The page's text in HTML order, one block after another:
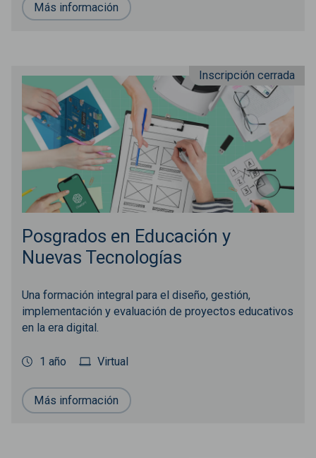
Más información
Inscripción cerrada
Posgrados en Educación y
Nuevas Tecnologías
Una formación integral para el diseño, gestión,
implementación y evaluación de proyectos educativos
en la era digital.
1 año Virtual
Más información